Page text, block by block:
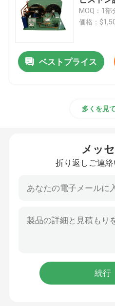
冷蔵室の空気クーラー
冷蔵室のコンデンサー
水は凝縮の単位を冷却し
スクロール凝縮の単位
MOQ：1部
価格：
ベストプライス
多くを見
メッ
折り返しご連絡